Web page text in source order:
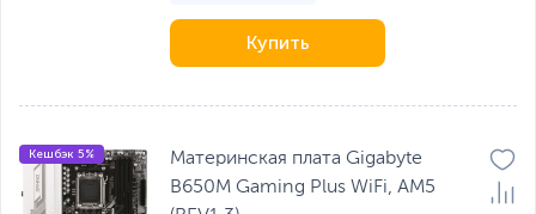
Купить
Кешбэк 5%
Материнская плата Gigabyte
B650M Gaming Plus WiFi, AM5